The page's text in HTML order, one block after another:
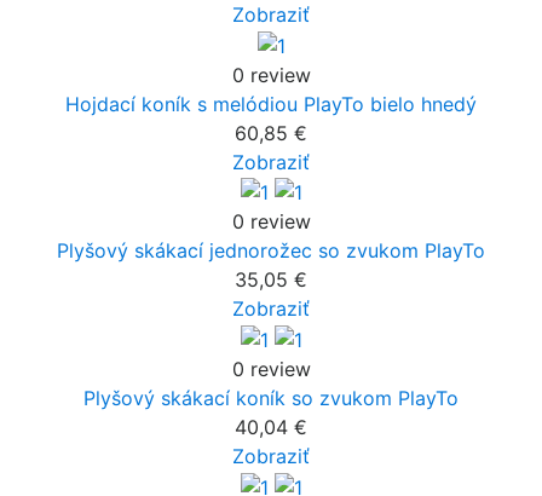
Zobraziť
0 review
Hojdací koník s melódiou PlayTo bielo hnedý
60,85 €
Zobraziť
0 review
Plyšový skákací jednorožec so zvukom PlayTo
35,05 €
Zobraziť
0 review
Plyšový skákací koník so zvukom PlayTo
40,04 €
Zobraziť